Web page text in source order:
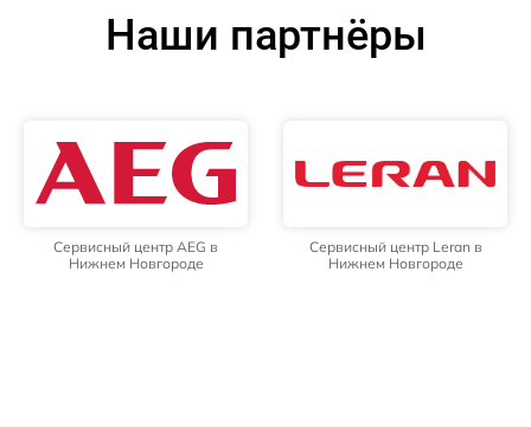
Наши партнёры
Сервисный центр AEG в
Нижнем Новгороде
Сервисный центр Leran в
Нижнем Новгороде